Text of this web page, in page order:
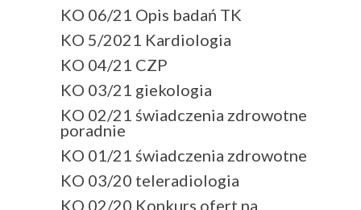
KO 06/21 Opis badań TK
KO 5/2021 Kardiologia
KO 04/21 CZP
KO 03/21 giekologia
KO 02/21 świadczenia zdrowotne
poradnie
KO 01/21 świadczenia zdrowotne
KO 03/20 teleradiologia
KO 02/20 Konkurs ofert na